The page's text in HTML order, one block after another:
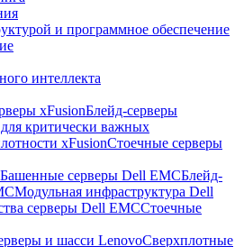
и программное обеспечение
интеллекта
xFusionБлейд-серверы
критически важных
xFusionСтоечные серверы
Башенные серверы Dell EMCБлейд-
Модульная инфраструктура Dell
серверы Dell EMCСтоечные
и шасси LenovoСверхплотные